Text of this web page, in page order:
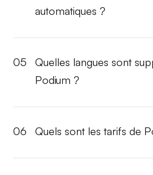
automatiques ?
05
Quelles langues sont
Podium ?
06 Quels sont les tarifs de